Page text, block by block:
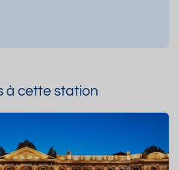
à cette station